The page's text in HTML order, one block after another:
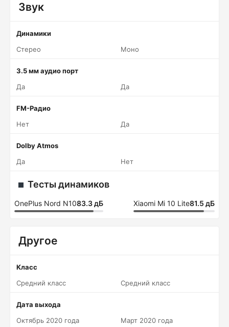
Звук
Динамики
Стерео
Моно
3.5 мм аудио порт
Да
Да
FM-Радио
Нет
Да
Dolby Atmos
Да
Нет
Тесты динамиков
OnePlus Nord N1083.3 дБ Xiaomi Mi 10 Lite81.5 дБ
Другое
Класс
Средний класс
Средний класс
Дата выхода
Октябрь 2020 года
Март 2020 года